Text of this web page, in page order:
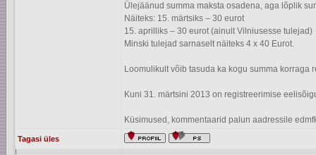
Ülejäänud summa maksta osadena, aga lõplik
Näiteks: 15. märtsiks – 30 eurot
15. aprilliks – 30 eurot (ainult Vilniusesse tulejad)
Minski tulejad sarnaselt näiteks 4 x 40 Eurot.
Loomulikult võib tasuda ka kogu summa korraga
Kuni 31. märtsini 2013 on registreerimise
Küsimused, kommentaarid palun aadressile
Tagasi üles